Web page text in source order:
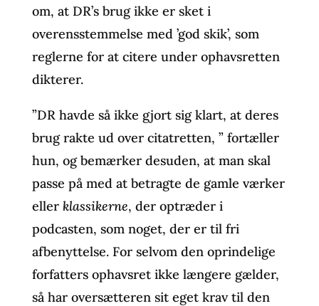
om, at DR’s brug ikke er sket i
overensstemmelse med ’god skik’, som
reglerne for at citere under ophavsretten
dikterer.
”DR havde så ikke gjort sig klart, at deres
brug rakte ud over citatretten, ” fortæller
hun, og bemærker desuden, at man skal
passe på med at betragte de gamle værker
eller klassikerne, der optræder i
podcasten, som noget, der er til fri
afbenyttelse. For selvom den oprindelige
forfatters ophavsret ikke længere gælder,
så har oversætteren sit eget krav til den